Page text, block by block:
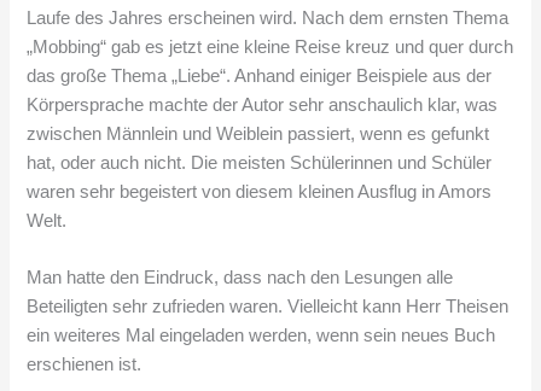
Laufe des Jahres erscheinen wird. Nach dem ernsten Thema
„Mobbing“ gab es jetzt eine kleine Reise kreuz und quer durch
das große Thema „Liebe“. Anhand einiger Beispiele aus der
Körpersprache machte der Autor sehr anschaulich klar, was
zwischen Männlein und Weiblein passiert, wenn es gefunkt
hat, oder auch nicht. Die meisten Schülerinnen und Schüler
waren sehr begeistert von diesem kleinen Ausflug in Amors
Welt.
Man hatte den Eindruck, dass nach den Lesungen alle
Beteiligten sehr zufrieden waren. Vielleicht kann Herr Theisen
ein weiteres Mal eingeladen werden, wenn sein neues Buch
erschienen ist.